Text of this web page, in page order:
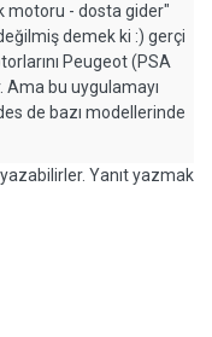
motoru - dosta gider"
demek ki :) gerçi
Peugeot (PSA
Ama bu uygulamayı
de bazı modellerinde
yazabilirler. Yanıt yazmak